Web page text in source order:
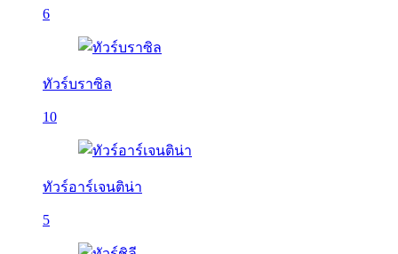
6
ทัวร์บราซิล
10
ทัวร์อาร์เจนติน่า
5